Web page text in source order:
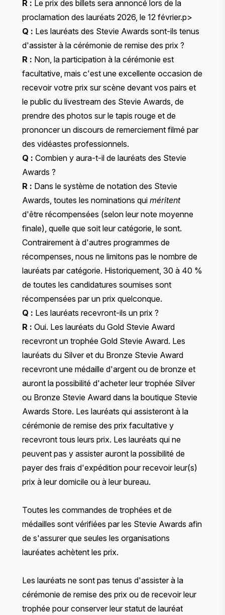
R : Le prix des billets sera annoncé lors de la
proclamation des lauréats 2026, le 12 février.p>
Q : Les lauréats des Stevie Awards sont-ils tenus
d'assister à la cérémonie de remise des prix ?
R : Non, la participation à la cérémonie est
facultative, mais c'est une excellente occasion de
recevoir votre prix sur scène devant vos pairs et
le public du livestream des Stevie Awards, de
prendre des photos sur le tapis rouge et de
prononcer un discours de remerciement filmé par
des vidéastes professionnels.
Q : Combien y aura-t-il de lauréats des Stevie
Awards ?
R : Dans le système de notation des Stevie
Awards, toutes les nominations qui méritent
d'être récompensées (selon leur note moyenne
finale), quelle que soit leur catégorie, le sont.
Contrairement à d'autres programmes de
récompenses, nous ne limitons pas le nombre de
lauréats par catégorie. Historiquement, 30 à 40 %
de toutes les candidatures soumises sont
récompensées par un prix quelconque.
Q : Les lauréats recevront-ils un prix ?
R : Oui. Les lauréats du Gold Stevie Award
recevront un trophée Gold Stevie Award. Les
lauréats du Silver et du Bronze Stevie Award
recevront une médaille d'argent ou de bronze et
auront la possibilité d'acheter leur trophée Silver
ou Bronze Stevie Award dans la boutique Stevie
Awards Store. Les lauréats qui assisteront à la
cérémonie de remise des prix facultative y
recevront tous leurs prix. Les lauréats qui ne
peuvent pas y assister auront la possibilité de
payer des frais d'expédition pour recevoir leur(s)
prix à leur domicile ou à leur bureau.
Toutes les commandes de trophées et de
médailles sont vérifiées par les Stevie Awards afin
de s'assurer que seules les organisations
lauréates achètent les prix.
Les lauréats ne sont pas tenus d'assister à la
cérémonie de remise des prix ou de recevoir leur
trophée pour conserver leur statut de lauréat